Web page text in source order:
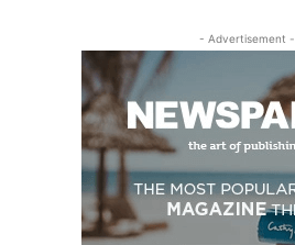
- Advertisement -